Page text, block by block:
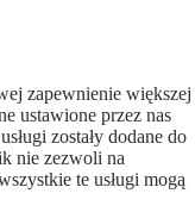
zapewnienie większej
ustawione przez nas
zostały dodane do
nie zezwoli na
te usługi mogą